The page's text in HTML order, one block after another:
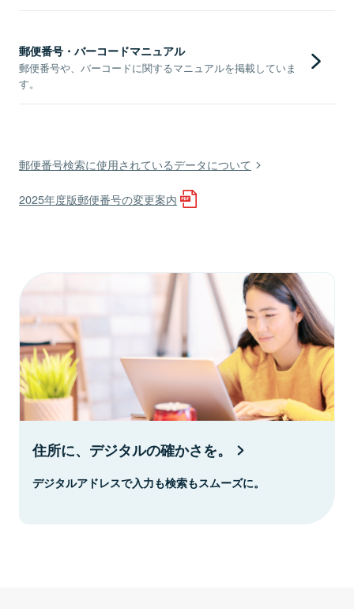
郵便番号・バーコードマニュアル
郵便番号や、バーコードに関するマニュアルを掲載していま
す。
郵便番号検索に使用されているデータについて
2025年度版郵便番号の変更案内
住所に、デジタルの確かさを。
デジタルアドレスで入力も検索もスムーズに。